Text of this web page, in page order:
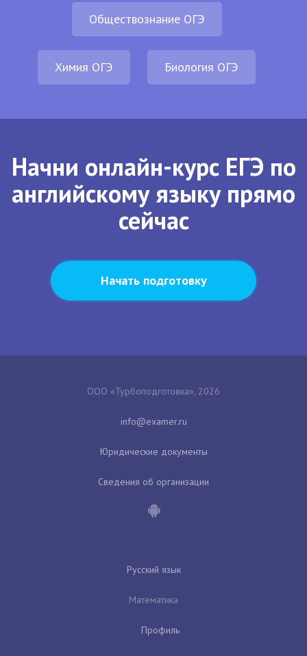
Обществознание ОГЭ
Химия ОГЭ Биология ОГЭ
Начни онлайн-курс ЕГЭ по
английскому языку прямо
сейчас
Начать подготовку
ООО «Турбоподготовка», 2026
Юридические документы
Сведения об организации
Русский язык
Математика
Профиль